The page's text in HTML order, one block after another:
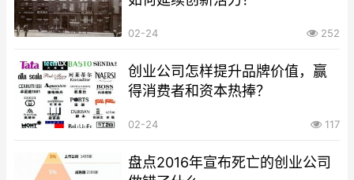
02-24 252
创业公司怎样提升品牌价值，赢
得消费者和资本热捧？
02-24 117
盘点2016年宣布死亡的创业公司